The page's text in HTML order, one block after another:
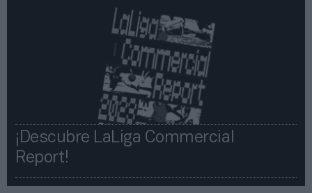
¡Descubre LaLiga Commercial
Report!​​